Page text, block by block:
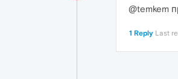
@temkem
1 Reply Last